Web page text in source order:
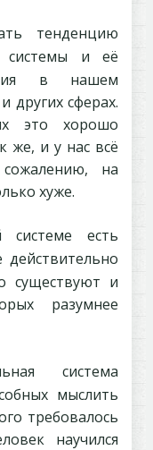
тенденцию
системы и её
в нашем
других сферах.
это хорошо
же, и у нас всё
на
хуже.
системе есть
существуют и
разумнее
система
мыслить
требовалось
научился